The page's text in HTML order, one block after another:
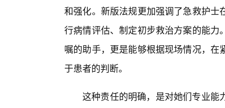
和强化。新版法规更加强调了急救护
行病情评估、制定初步救治方案的能
嘱的助手，更是能够根据现场情况，
于患者的判断。
这种责任的明确，是对她们专业能